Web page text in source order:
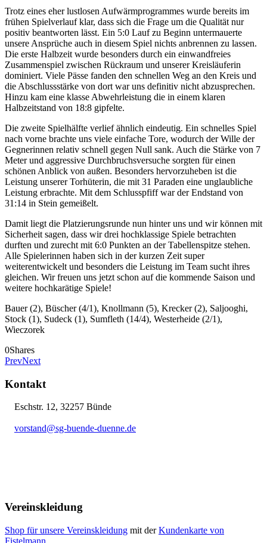
Trotz eines eher lustlosen Aufwärmprogrammes wurde bereits im
frühen Spielverlauf klar, dass sich die Frage um die Qualität nur
positiv beantworten lässt. Ein 5:0 Lauf zu Beginn untermauerte
unsere Ansprüche auch in diesem Spiel nichts anbrennen zu lassen.
Die erste Halbzeit wurde besonders durch ein einwandfreies
Zusammenspiel zwischen Rückraum und unserer Kreisläuferin
dominiert. Viele Pässe fanden den schnellen Weg an den Kreis und
die Abschlussstärke von dort war uns definitiv nicht abzusprechen.
Hinzu kam eine klasse Abwehrleistung die in einem klaren
Halbzeitstand von 18:8 gipfelte.
Die zweite Spielhälfte verlief ähnlich eindeutig. Ein schnelles Spiel
nach vorne brachte uns viele einfache Tore, wodurch der Wille der
Gegnerinnen relativ schnell gegen Null sank. Auch die Stärke von 7
Meter und aggressive Durchbruchsversuche sorgten für einen
schönen Anblick von außen. Besonders hervorzuheben ist die
Leistung unserer Torhüterin, die mit 31 Paraden eine unglaubliche
Leistung erbrachte. Mit dem Schlusspfiff war der Endstand von
31:14 in Stein gemeißelt.
Damit liegt die Platzierungsrunde nun hinter uns und wir können mit
Sicherheit sagen, dass wir drei hochklassige Spiele betrachten
durften und zurecht mit 6:0 Punkten an der Tabellenspitze stehen.
Alle Spielerinnen haben sich in der kurzen Zeit super
weiterentwickelt und besonders die Leistung im Team sucht ihres
gleichen. Wir freuen uns jetzt schon auf die kommende Saison und
weitere hochkarätige Spiele!
Bauer (2), Büscher (4/1), Knollmann (5), Krecker (2), Saljooghi,
Stock (1), Sudeck (1), Sumfleth (14/4), Westerheide (2/1),
Wieczorek
0Shares
PrevNext
Kontakt
Eschstr. 12, 32257 Bünde
vorstand@sg-buende-duenne.de
Vereinskleidung
Shop für unsere Vereinskleidung mit derKundenkarte von
Fistelmann